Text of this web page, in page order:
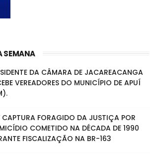
SEMANA
DA CÂMARA DE JACAREACANGA
VEREADORES DO MUNICÍPIO DE APUÍ
CAPTURA FORAGIDO DA JUSTIÇA POR
COMETIDO NA DÉCADA DE 1990
FISCALIZAÇÃO NA BR-163